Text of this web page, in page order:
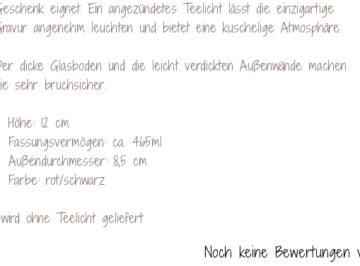
eignet. Ein angezündetes Teelicht lässt die einzigartige
angenehm leuchten und bietet eine kuschelige Atmosphäre.
dicke Glasboden und die leicht verdickten Außenwände machen
sehr bruchsicher.
Höhe: 12 cm
Fassungsvermögen: ca. 465ml
Außendurchmesser: 8,5 cm
Farbe: rot/schwarz
ohne Teelicht geliefert
Noch keine Bewertungen